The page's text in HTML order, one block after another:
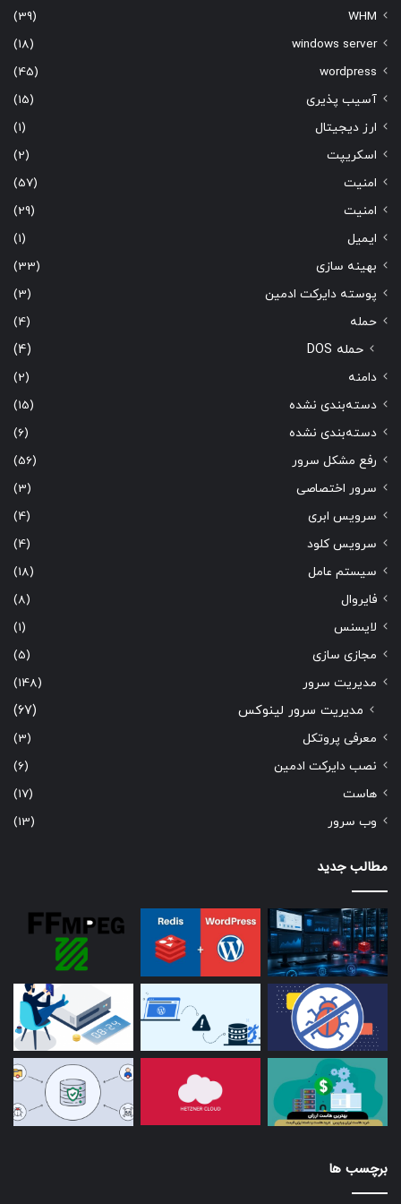
WHM
(39)
windows server
(18)
wordpress
(45)
آسیب پذیری
(15)
ارز دیجیتال
(1)
اسکریپت
(2)
امنیت
(57)
امنیت
(29)
ایمیل
(1)
بهینه سازی
(33)
پوسته دایرکت ادمین
(3)
حمله
(4)
حمله DOS (4)
دامنه
(2)
دسته‌بندی نشده
(15)
دسته‌بندی نشده
(6)
رفع مشکل سرور
(56)
سرور اختصاصی
(3)
سرویس ابری
(4)
سرویس کلود
(4)
سیستم عامل
(18)
فایروال
(8)
لایسنس
(1)
مجازی سازی
(5)
مدیریت سرور
(148)
مدیریت سرور لینوکس (67)
معرفی پروتکل
(3)
نصب دایرکت ادمین
(6)
هاست
(17)
وب سرور
(13)
مطالب جدید
برچسب ها